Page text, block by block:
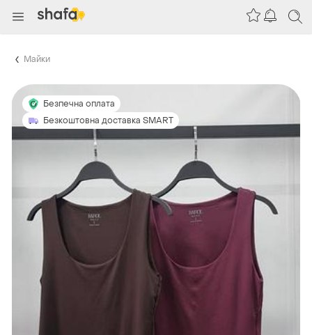
Майки
Безпечна оплата
Безкоштовна доставка SMART